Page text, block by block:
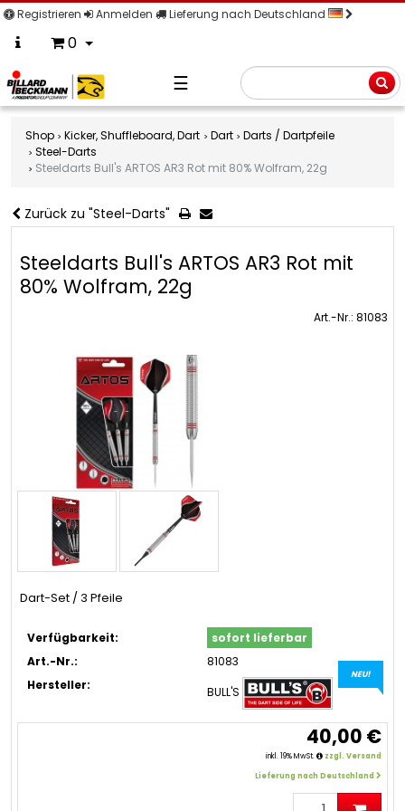
Registrieren Anmelden Lieferung nach Deutschland
0
☰
Shop Kicker, Shuffleboard, Dart Dart
Darts / Dartpfeile
Steel-Darts
Steeldarts Bull's ARTOS AR3 Rot mit 80% Wolfram, 22g
Zurück zu "Steel-Darts"
Steeldarts Bull's ARTOS AR3 Rot mit
80% Wolfram, 22g
Art.-Nr.: 81083
Dart-Set / 3 Pfeile
Verfügbarkeit:
sofort lieferbar
Art.-Nr.:
81083
Hersteller:
BULL'S
NEU!
40,00 €
inkl. 19% MwSt.
zzgl. Versand
Lieferung nach Deutschland